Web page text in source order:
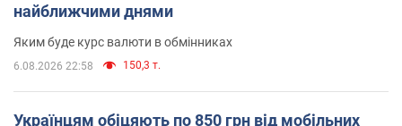
найближчими днями
Яким буде курс валюти в обмінниках
6.08.2026 22:58 150,3 т.
Українцям обіцяють по 850 грн від мобільних